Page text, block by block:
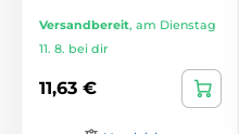
Versandbereit, am Dienstag
11. 8. bei dir
11,63 €